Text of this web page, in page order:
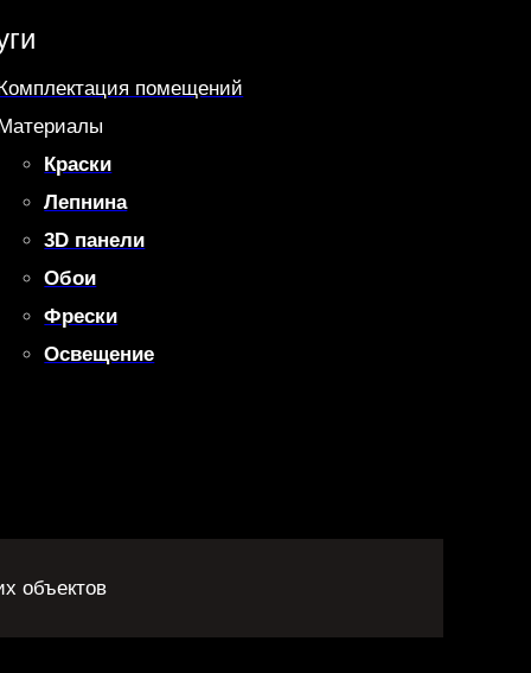
помещений
Краски
Лепнина
3D панели
Обои
Фрески
Освещение
объектов